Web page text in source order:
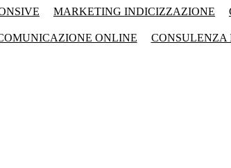
MARKETING INDICIZZAZIONE
ONLINE